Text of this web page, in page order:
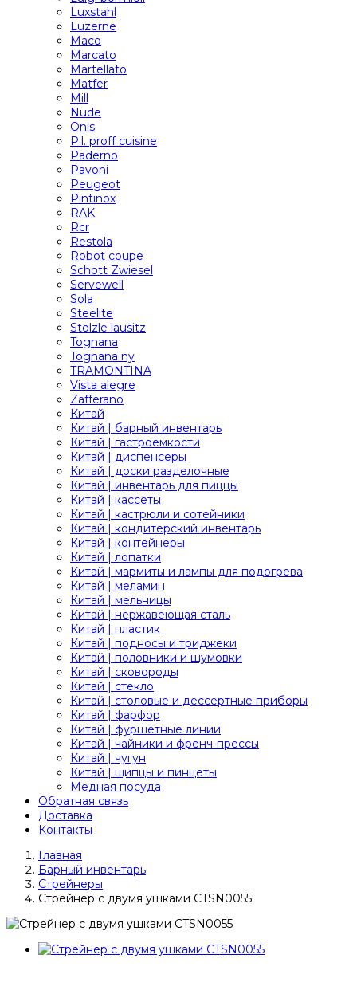
Luxstahl
Luzerne
Maco
Marcato
Martellato
Matfer
Mill
Nude
Onis
P.l. proff cuisine
Paderno
Pavoni
Peugeot
Pintinox
RAK
Rcr
Restola
Robot coupe
Schott Zwiesel
Servewell
Sola
Steelite
Stolzle lausitz
Tognana
Tognana ny
TRAMONTINA
Vista alegre
Zafferano
Китай
Китай | барный инвентарь
Китай | гастроёмкости
Китай | диспенсеры
Китай | доски разделочные
Китай | инвентарь для пиццы
Китай | кассеты
Китай | кастрюли и сотейники
Китай | кондитерский инвентарь
Китай | контейнеры
Китай | лопатки
Китай | мармиты и лампы для подогрева
Китай | меламин
Китай | мельницы
Китай | нержавеющая сталь
Китай | пластик
Китай | подносы и триджеки
Китай | половники и шумовки
Китай | сковороды
Китай | стекло
Китай | столовые и дессертные приборы
Китай | фарфор
Китай | фуршетные линии
Китай | чайники и френч-прессы
Китай | чугун
Китай | щипцы и пинцеты
Медная посуда
Обратная связь
Доставка
Контакты
Главная
Барный инвентарь
Стрейнеры
Стрейнер с двумя ушками CTSN0055